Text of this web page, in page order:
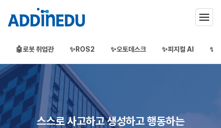
🤖로봇 취업관 ✨ROS2 ✨오토데스크 ✨피지컬 AI
애드인에듀
오프라인 부트캠프
부프캠프
스스로 사고하고 생성하고 행동하는